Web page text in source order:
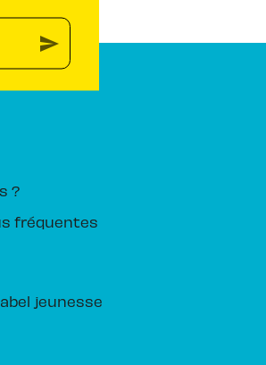
send
?
fréquentes
jeunesse